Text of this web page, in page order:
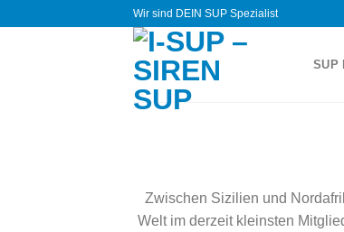
Wir sind DEIN SUP Spezialist
SUP
Zwischen Sizilien und
Welt im derzeit kleinsten